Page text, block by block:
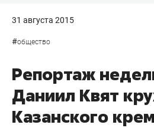
31 августа 2015
#общество
Репортаж
Даниил Квят
Казанского